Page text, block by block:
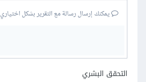
يمكنك إرسال رسالة مع التقرير بشكل اختياري
التحقق البشري